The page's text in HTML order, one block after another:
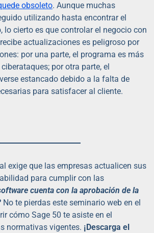
obsoleto. Aunque muchas
utilizando hasta encontrar el
lo cierto es que controlar el negocio con
actualizaciones es peligroso por
por una parte, el programa es más
por otra parte, el
estancado debido a la falta de
para satisfacer al cliente.
exige que las empresas actualicen sus
para cumplir con las
cuenta con la aprobación de la
No te pierdas este seminario web en el
cómo Sage 50 te asiste en el
normativas vigentes. ¡Descarga el